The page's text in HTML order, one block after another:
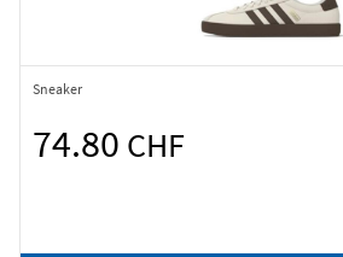
Sneaker
74.80 CHF